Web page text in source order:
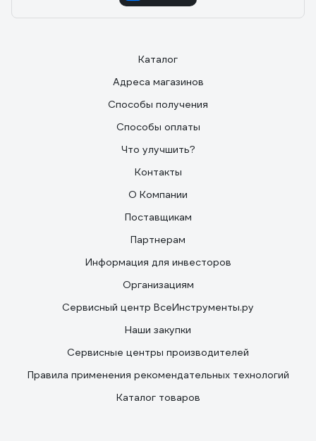
Каталог
Адреса магазинов
Способы получения
Способы оплаты
Что улучшить?
Контакты
О Компании
Поставщикам
Партнерам
Информация для инвесторов
Организациям
Сервисный центр ВсеИнструменты.ру
Наши закупки
Сервисные центры производителей
Правила применения рекомендательных технологий
Каталог товаров